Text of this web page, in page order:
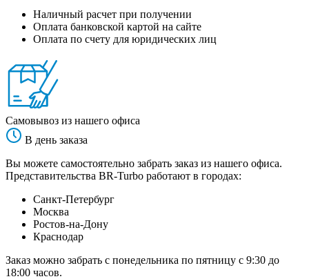
Наличный расчет при получении
Оплата банковской картой на сайте
Оплата по счету для юридических лиц
Самовывоз из нашего офиса
В день заказа
Вы можете самостоятельно забрать заказ из нашего офиса.
Представительства BR-Turbo работают в городах:
Санкт-Петербург
Москва
Ростов-на-Дону
Краснодар
Заказ можно забрать с понедельника по пятницу с 9:30 до
18:00 часов.